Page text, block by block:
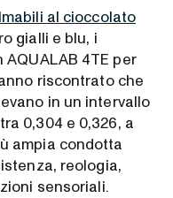
al cioccolato
gialli e blu, i
4TE per
riscontrato che
in un intervallo
0,304 e 0,326, a
ampia condotta
reologia,
sensoriali.